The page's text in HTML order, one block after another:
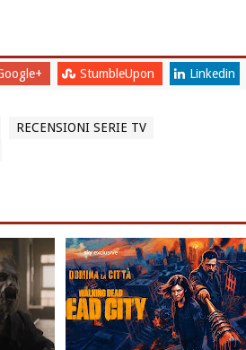
StumbleUpon Linkedin
RECENSIONI SERIE TV